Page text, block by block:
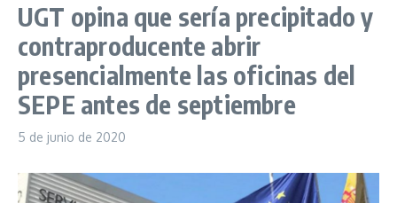
UGT opina que sería precipitado y
contraproducente abrir
presencialmente las oficinas del
SEPE antes de septiembre
5 de junio de 2020